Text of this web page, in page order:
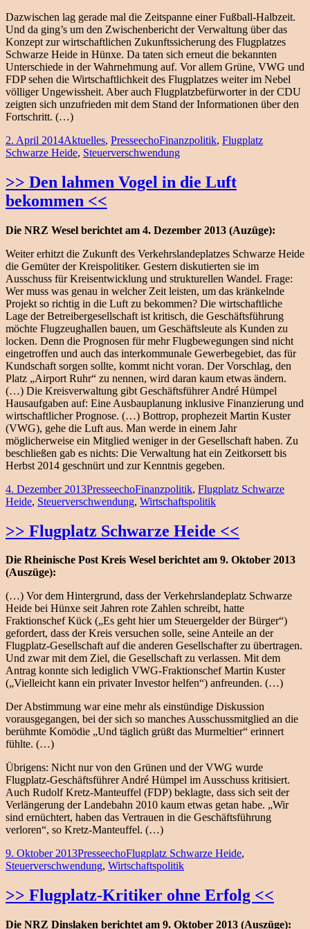
Dazwischen lag gerade mal die Zeitspanne einer Fußball-Halbzeit.
Und da ging’s um den Zwischenbericht der Verwaltung über das
Konzept zur wirtschaftlichen Zukunftssicherung des Flugplatzes
Schwarze Heide in Hünxe. Da taten sich erneut die bekannten
Unterschiede in der Wahrnehmung auf. Vor allem Grüne, VWG und
FDP sehen die Wirtschaftlichkeit des Flugplatzes weiter im Nebel
völliger Ungewissheit. Aber auch Flugplatzbefürworter in der CDU
zeigten sich unzufrieden mit dem Stand der Informationen über den
Fortschritt. (…)
Veröffentlicht
am
2. April 2014Kategorien
Aktuelles, PresseechoSchlagwörter
Finanzpolitik, Flugplatz
Schwarze Heide, Steuerverschwendung
>> Den lahmen Vogel in die Luft
bekommen <<
Die NRZ Wesel berichtet am 4. Dezember 2013 (Auzüge):
Weiter erhitzt die Zukunft des Verkehrslandeplatzes Schwarze Heide
die Gemüter der Kreispolitiker. Gestern diskutierten sie im
Ausschuss für Kreisentwicklung und strukturellen Wandel. Frage:
Wer muss was genau in welcher Zeit leisten, um das kränkelnde
Projekt so richtig in die Luft zu bekommen? Die wirtschaftliche
Lage der Betreibergesellschaft ist kritisch, die Geschäftsführung
möchte Flugzeughallen bauen, um Geschäftsleute als Kunden zu
locken. Denn die Prognosen für mehr Flugbewegungen sind nicht
eingetroffen und auch das interkommunale Gewerbegebiet, das für
Kundschaft sorgen sollte, kommt nicht voran. Der Vorschlag, den
Platz „Airport Ruhr“ zu nennen, wird daran kaum etwas ändern.
(…) Die Kreisverwaltung gibt Geschäftsführer André Hümpel
Hausaufgaben auf: Eine Ausbauplanung inklusive Finanzierung und
wirtschaftlicher Prognose. (…) Bottrop, prophezeit Martin Kuster
(VWG), gehe die Luft aus. Man werde in einem Jahr
möglicherweise ein Mitglied weniger in der Gesellschaft haben. Zu
beschließen gab es nichts: Die Verwaltung hat ein Zeitkorsett bis
Herbst 2014 geschnürt und zur Kenntnis gegeben.
Veröffentlicht
am
4. Dezember 2013Kategorien
PresseechoSchlagwörter
Finanzpolitik, Flugplatz Schwarze
Heide, Steuerverschwendung, Wirtschaftspolitik
>> Flugplatz Schwarze Heide <<
Die Rheinische Post Kreis Wesel berichtet am 9. Oktober 2013
(Auszüge):
(…) Vor dem Hintergrund, dass der Verkehrslandeplatz Schwarze
Heide bei Hünxe seit Jahren rote Zahlen schreibt, hatte
Fraktionschef Kück („Es geht hier um Steuergelder der Bürger“)
gefordert, dass der Kreis versuchen solle, seine Anteile an der
Flugplatz-Gesellschaft auf die anderen Gesellschafter zu übertragen.
Und zwar mit dem Ziel, die Gesellschaft zu verlassen. Mit dem
Antrag konnte sich lediglich VWG-Fraktionschef Martin Kuster
(„Vielleicht kann ein privater Investor helfen“) anfreunden. (…)
Der Abstimmung war eine mehr als einstündige Diskussion
vorausgegangen, bei der sich so manches Ausschussmitglied an die
berühmte Komödie „Und täglich grüßt das Murmeltier“ erinnert
fühlte. (…)
Übrigens: Nicht nur von den Grünen und der VWG wurde
Flugplatz-Geschäftsführer André Hümpel im Ausschuss kritisiert.
Auch Rudolf Kretz-Manteuffel (FDP) beklagte, dass sich seit der
Verlängerung der Landebahn 2010 kaum etwas getan habe. „Wir
sind ernüchtert, haben das Vertrauen in die Geschäftsführung
verloren“, so Kretz-Manteuffel. (…)
Veröffentlicht
am
9. Oktober 2013Kategorien
PresseechoSchlagwörter
Flugplatz Schwarze Heide,
Steuerverschwendung, Wirtschaftspolitik
>> Flugplatz-Kritiker ohne Erfolg <<
Die NRZ Dinslaken berichtet am 9. Oktober 2013 (Auszüge):